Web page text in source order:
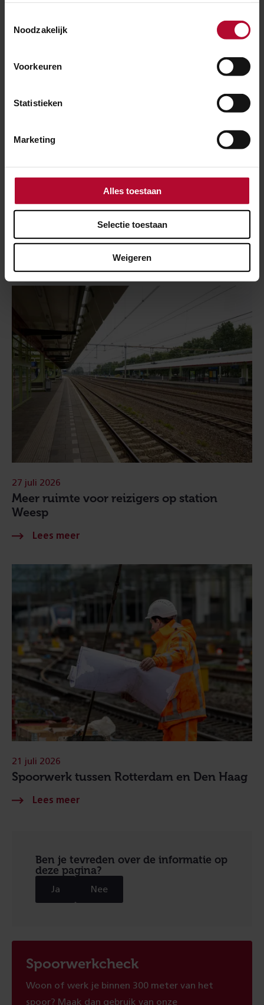
Noodzakelijk
Voorkeuren
Statistieken
Marketing
Alles toestaan
Selectie toestaan
Weigeren
Elf dagen hinder voor reizigers tussen
Utrecht en ’s-Hertogenbosch
30 juli 2026
Meer ruimte voor reizigers op station
Weesp
27 juli 2026
Spoorwerk tussen Rotterdam en Den Haag
21 juli 2026
Ben je tevreden over de informatie op
deze pagina?
Ja Nee
Spoorwerkcheck
Woon of werk je binnen 300 meter van het
spoor? Maak dan gebruik van onze